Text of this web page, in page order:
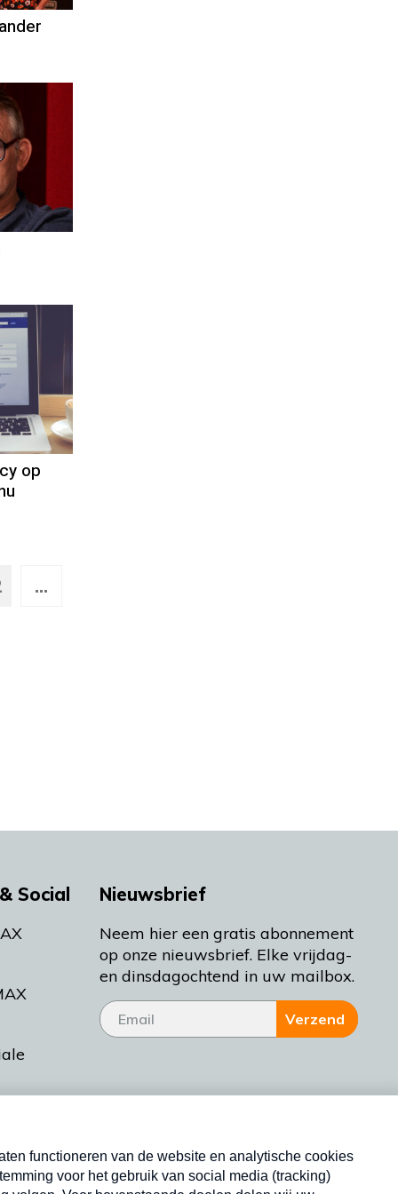
op
...
Social Nieuwsbrief
Neem hier een gratis abonnement
op onze nieuwsbrief. Elke vrijdag-
en dinsdagochtend in uw mailbox.
Verzend
Nieuwsbrief